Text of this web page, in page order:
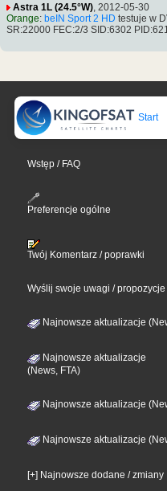
Astra 1L (24.5°W) , 2012-05-30
Orange: beIN Sport 2 HD testuje w
SR:22000 FEC:2/3 SID:6302
Start
Wstęp / FAQ
Preferencje ogólne
Twój Komentarz / poprawki
Wyślij swoje uwagi /
Najnowsze aktualizacje
Najnowsze aktualizacje
(News, FTA)
Najnowsze aktualizacje
Najnowsze aktualizacje
[+] Najnowsze dodane / zmiany